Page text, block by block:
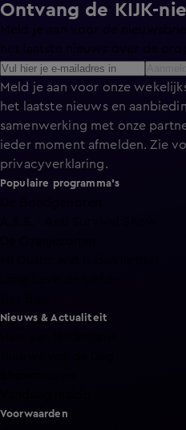
Ontvang de KIJK-
Meld je aan voor de
Meld je aan voor onze
het laatste nieuws en
samenwerking met onze
ieder moment afmelden. Zie
privacyverklaring.
Populaire programma's
Nieuws & Actualiteit
Voorwaarden